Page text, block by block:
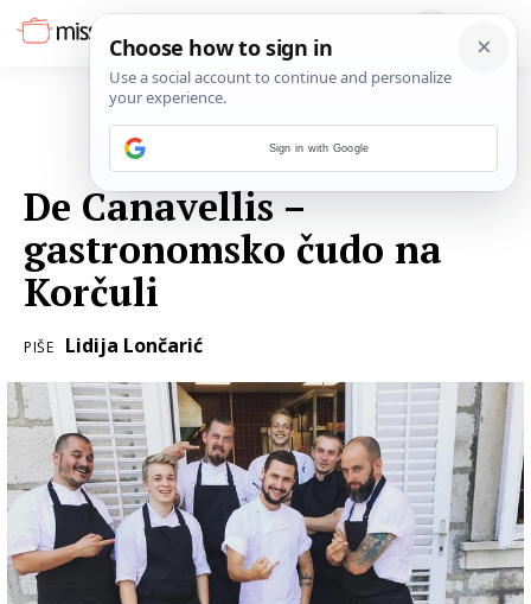
De Canavellis –
gastronomsko čudo na
Korčuli
PIŠE Lidija Lončarić
Sign in with Google